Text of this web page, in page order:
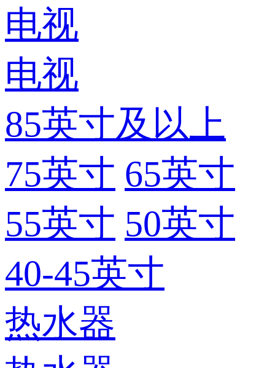
电视
电视
85英寸及以上
75英寸 65英寸
55英寸 50英寸
40-45英寸
热水器